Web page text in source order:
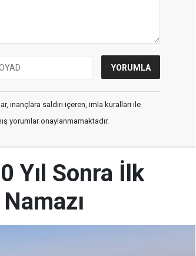
inançlara saldırı içeren, imla kuralları ile
yorumlar onaylanmamaktadır.
Yıl Sonra İlk